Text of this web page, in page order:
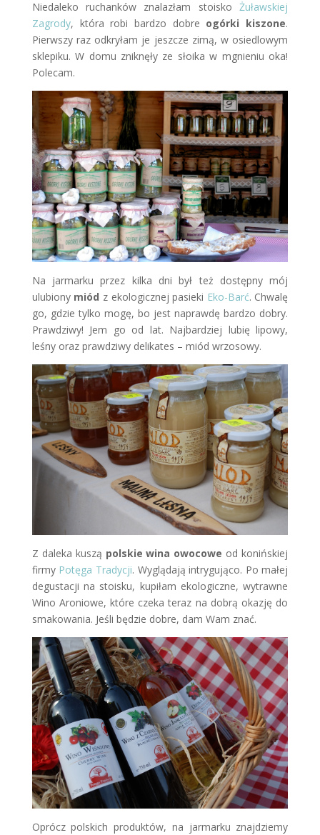
Niedaleko ruchanków znalazłam stoiskoŻuławskiej
Zagrody, która robi bardzo dobre ogórki kiszone.
Pierwszy raz odkryłam je jeszcze zimą, w osiedlowym
sklepiku. W domu zniknęły ze słoika w mgnieniu oka!
Polecam.
Na jarmarku przez kilka dni był też dostępny mój
ulubiony miód z ekologicznej pasieki Eko-Barć. Chwalę
go, gdzie tylko mogę, bo jest naprawdę bardzo dobry.
Prawdziwy! Jem go od lat. Najbardziej lubię lipowy,
leśny oraz prawdziwy delikates – miód wrzosowy.
Z daleka kuszą polskie wina owocowe od konińskiej
firmy Potęga Tradycji. Wyglądają intrygująco. Po małej
degustacji na stoisku, kupiłam ekologiczne, wytrawne
Wino Aroniowe, które czeka teraz na dobrą okazję do
smakowania. Jeśli będzie dobre, dam Wam znać.
Oprócz polskich produktów, na jarmarku znajdziemy